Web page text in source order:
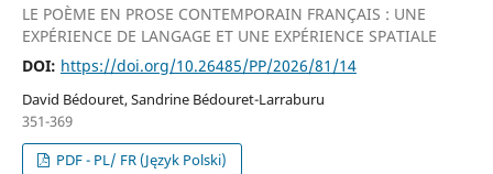
LE POÈME EN PROSE CONTEMPORAIN FRANÇAIS : UNE
EXPÉRIENCE DE LANGAGE ET UNE EXPÉRIENCE SPATIALE
DOI: https://doi.org/10.26485/PP/2026/81/14
David Bédouret, Sandrine Bédouret-Larraburu
351-369
PDF - PL/ FR (Język Polski)